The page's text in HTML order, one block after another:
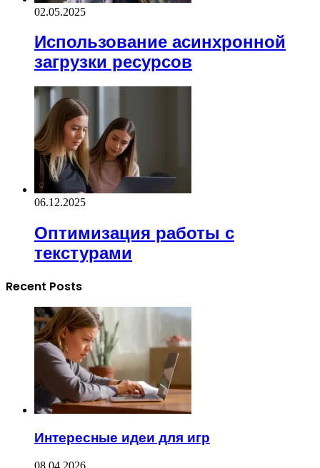
02.05.2025
Использование асинхронной
загрузки ресурсов
06.12.2025
Оптимизация работы с
текстурами
Recent Posts
Интересные идеи для игр
08.04.2026